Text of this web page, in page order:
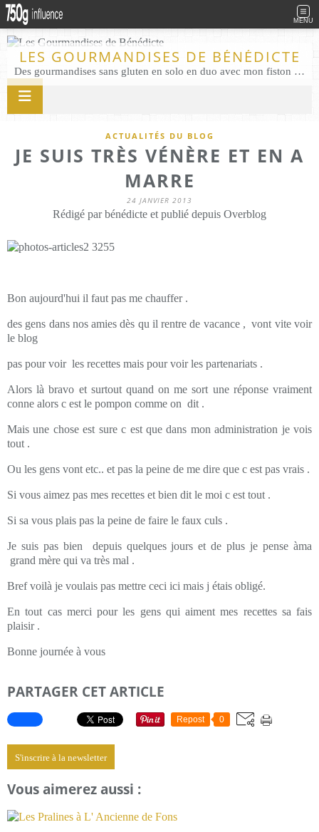
MENU
LES GOURMANDISES DE BÉNÉDICTE
Des gourmandises sans gluten en solo en duo avec mon fiston . Salé comme Sucré sans gluten éco responsable Les Gourmandises de Bénédicte gâteau produits locaux
ACTUALITÉS DU BLOG
JE SUIS TRÈS VÉNÈRE ET EN A
MARRE
24 JANVIER 2013
Rédigé par bénédicte et publié depuis Overblog
Bon aujourd'hui il faut pas me chauffer .
des gens dans nos amies dès qu il rentre de vacance , vont vite voir
le blog
pas pour voir les recettes mais pour voir les partenariats .
Alors là bravo et surtout quand on me sort une réponse vraiment
conne alors c est le pompon comme on dit .
Mais une chose est sure c est que dans mon administration je vois
tout .
Ou les gens vont etc.. et pas la peine de me dire que c est pas vrais .
Si vous aimez pas mes recettes et bien dit le moi c est tout .
Si sa vous plais pas la peine de faire le faux culs .
Je suis pas bien depuis quelques jours et de plus je pense àma
grand mère qui va très mal .
Bref voilà je voulais pas mettre ceci ici mais j étais obligé.
En tout cas merci pour les gens qui aiment mes recettes sa fais
plaisir .
Bonne journée à vous
PARTAGER CET ARTICLE
Repost 0
S'inscrire à la newsletter
Vous aimerez aussi :